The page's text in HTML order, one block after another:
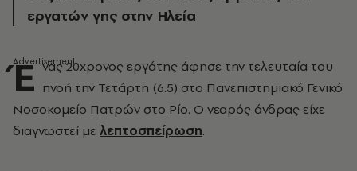
εργατών γης στην Ηλεία
Έ νας 20χρονος εργάτης άφησε την τελευταία του
πνοή την Τετάρτη (6.5) στο Πανεπιστημιακό Γενικό
Νοσοκομείο Πατρών στο Ρίο. Ο νεαρός άνδρας είχε
διαγνωστεί με λεπτοσπείρωση.